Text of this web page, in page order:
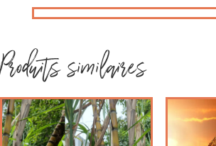
Produits similaires